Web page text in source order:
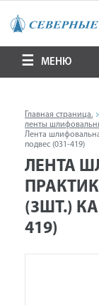
МЕНЮ
Главная страница.
ленты
Лента
подвес (031-419)
ЛЕНТА
(3ШТ.)
419)